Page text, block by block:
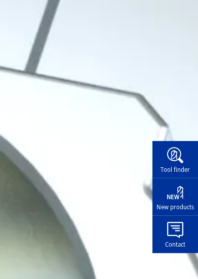
Tool finder
New products
Contact